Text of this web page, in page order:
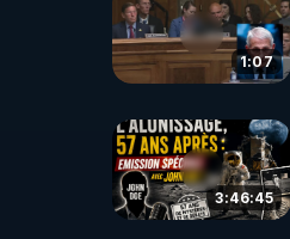
1:07
3:46:45